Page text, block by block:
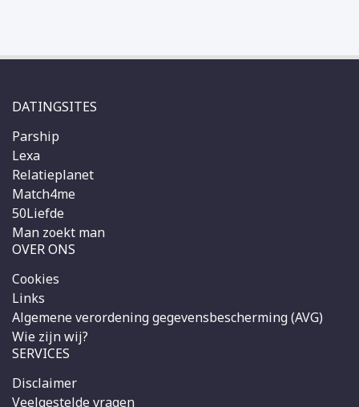
DATINGSITES
Parship
Lexa
Relatieplanet
Match4me
50Liefde
Man zoekt man
OVER ONS
Cookies
Links
Algemene verordening gegevensbescherming (AVG)
Wie zijn wij?
SERVICES
Disclaimer
Veelgestelde vragen